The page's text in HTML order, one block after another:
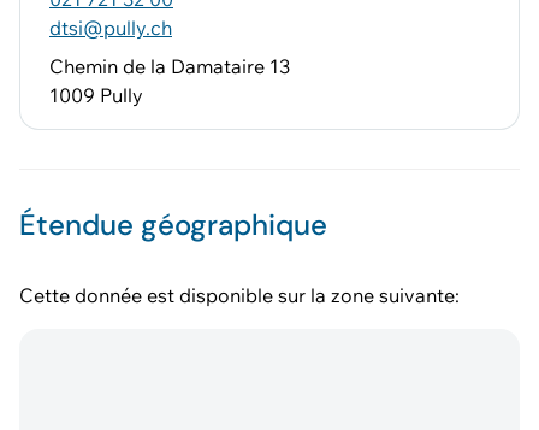
dtsi@pully.ch
Chemin de la Damataire 13
1009 Pully
Étendue géographique
Cette donnée est disponible sur la zone suivante: